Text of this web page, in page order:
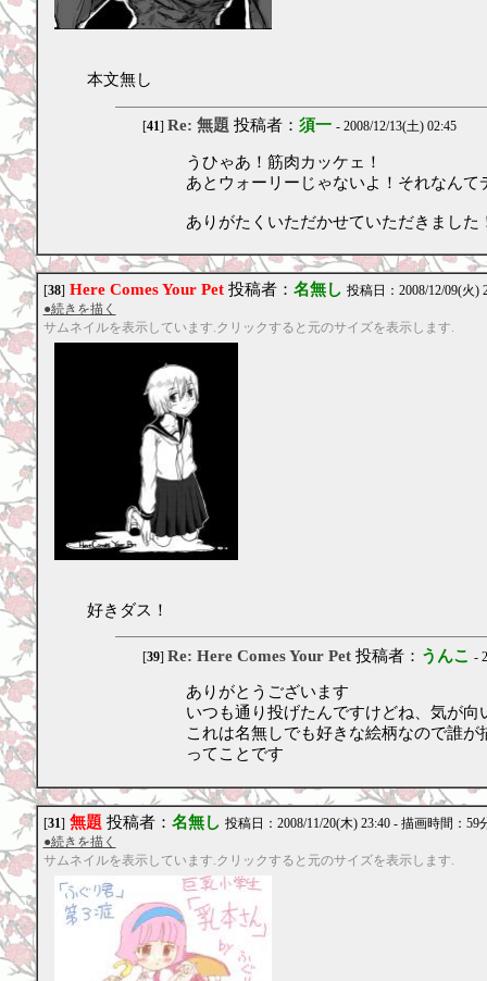
本文無し
[41] Re: 無題 投稿者： 須一 - 2008/12/13(土) 02:45
うひゃあ！筋肉カッケェ！
あとウォーリーじゃないよ！それなんて
ありがたくいただかせていただきました
[38] Here Comes Your Pet投稿者： 名無し 投稿日：2008/12/09(火)
●続きを描く
サムネイルを表示しています.クリックすると元のサイズを表示します.
好きダス！
[39] Re: Here Comes Your Pet投稿者： うんこ -
ありがとうございます
いつも通り投げたんですけどね、気が向
これは名無しでも好きな絵柄なので誰
ってことです
[31] 無題 投稿者： 名無し 投稿日：2008/11/20(木) 23:40 - 描画時間：59
●続きを描く
サムネイルを表示しています.クリックすると元のサイズを表示します.